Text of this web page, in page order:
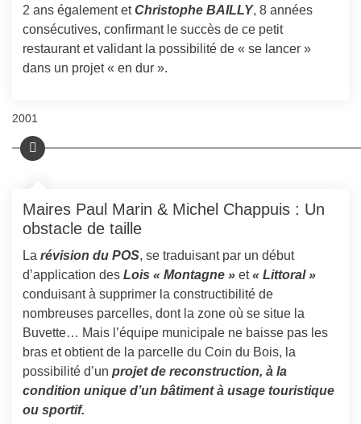
2 ans également etChristophe BAILLY, 8 années
consécutives, confirmant le succès de ce petit
restaurant et validant la possibilité de « se lancer »
dans un projet « en dur ».
2001
Maires Paul Marin & Michel Chappuis : Un
obstacle de taille
La révision du POS, se traduisant par un début
d’application des Lois « Montagne » et« Littoral »
conduisant à supprimer la constructibilité de
nombreuses parcelles, dont la zone où se situe la
Buvette… Mais l ’équipe municipale ne baisse pas les
bras et obtient de la parcelle du Coin du Bois, la
possibilité d’un projet de reconstruction, à la
condition unique d’un bâtiment à usage touristique
ou sportif.